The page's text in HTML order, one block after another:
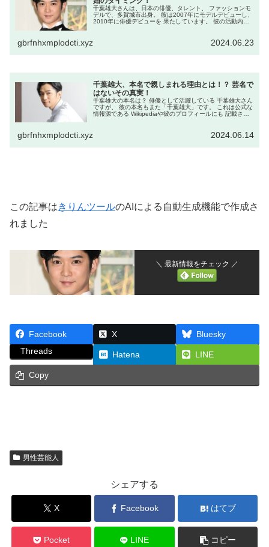
千葉雄大さんは、日本の俳優、タレント、 ファッションモ
デルで、多賀城市出身。 彼は2007年にモデルデビューし、
2010年に俳優デビューを 果たしています。 彼の活動内容
gbrfnhxmplodcti.xyz 2024.06.23
千葉雄大、本名で親しまれる理由とは！？ 芸名で
はないその真実！
千葉雄大の本名は？ 俳優として活躍している 千葉雄大さん
ですが、 彼の本名もまた「千葉雄大」です。 これは公式な
情報源である Wikipediaや彼のプロフィールにも 記載され
gbrfnhxmplodcti.xyz 2024.06.14
この記事はきりんツールのAIによる自動生成機能で作成さ
れました
＼ 最新情報をチェック ／
Facebook X
Bluesky
Threads
Hatena LINE
Copy
男性芸能人
シェアする
X Facebook はてブ
Pocket LINE コピー